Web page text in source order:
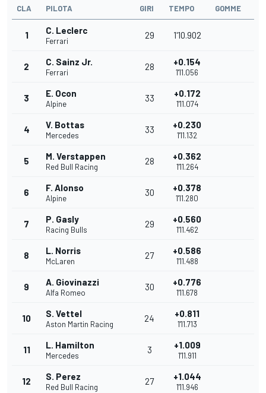
CLA PILOTA GIRI TEMPO GOMME
1 C. Leclerc
Ferrari
29 1'10.902
2 C. Sainz Jr.
Ferrari
28 +0.154
1'11.056
3 E. Ocon
Alpine
33 +0.172
1'11.074
4 V. Bottas
Mercedes
33 +0.230
1'11.132
5 M. Verstappen
Red Bull Racing
28 +0.362
1'11.264
6 F. Alonso
Alpine
30 +0.378
1'11.280
7 P. Gasly
Racing Bulls
29 +0.560
1'11.462
8 L. Norris
McLaren
27 +0.586
1'11.488
9 A. Giovinazzi
Alfa Romeo
30 +0.776
1'11.678
10 S. Vettel
Aston Martin Racing
24 +0.811
1'11.713
11 L. Hamilton
Mercedes
3 +1.009
1'11.911
12 S. Perez
Red Bull Racing
27 +1.044
1'11.946